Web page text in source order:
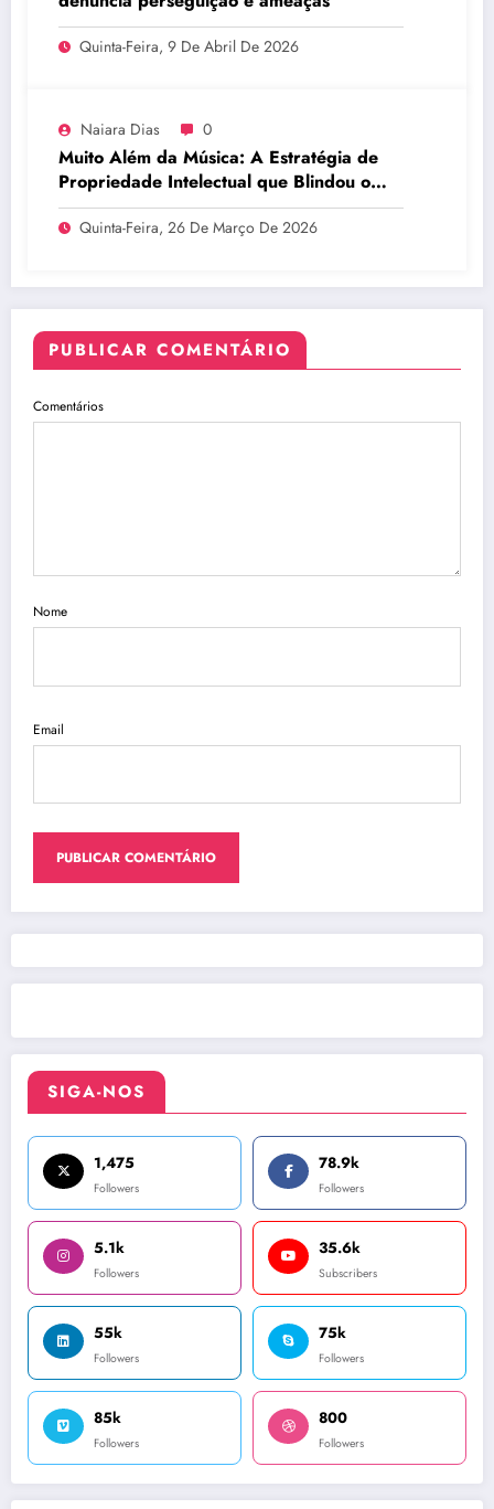
SIGA-NOS
1,475
Followers
78.9k
Followers
5.1k
Followers
35.6k
Subscribers
55k
Followers
75k
Followers
85k
Followers
800
Followers
Quinta-Feira, 9 De Abril De 2026
Naiara Dias 0
Muito Além da Música: A Estratégia de
Propriedade Intelectual que Blindou o
Legado do BTS
Quinta-Feira, 26 De Março De 2026
PUBLICAR COMENTÁRIO
Comentários
Nome
Email